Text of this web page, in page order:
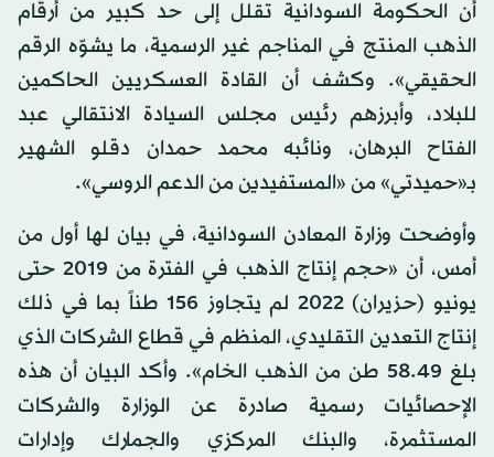
أن الحكومة السودانية تقلل إلى حد كبير من أرقام
الذهب المنتج في المناجم غير الرسمية، ما يشوّه الرقم
الحقيقي». وكشف أن القادة العسكريين الحاكمين
للبلاد، وأبرزهم رئيس مجلس السيادة الانتقالي عبد
الفتاح البرهان، ونائبه محمد حمدان دقلو الشهير
بـ«حميدتي» من «المستفيدين من الدعم الروسي».
وأوضحت وزارة المعادن السودانية، في بيان لها أول من
أمس، أن «حجم إنتاج الذهب في الفترة من 2019 حتى
يونيو (حزيران) 2022 لم يتجاوز 156 طناً بما في ذلك
إنتاج التعدين التقليدي، المنظم في قطاع الشركات الذي
بلغ 58.49 طن من الذهب الخام». وأكد البيان أن هذه
الإحصائيات رسمية صادرة عن الوزارة والشركات
المستثمرة، والبنك المركزي والجمارك وإدارات